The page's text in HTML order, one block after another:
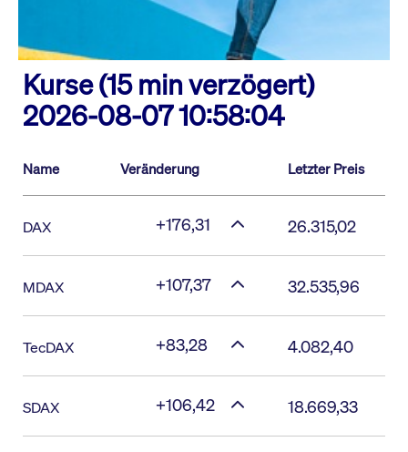
Kurse (15 min verzögert)
2026-08-07 10:58:04
Name Veränderung Letzter Preis
DAX +176,31 26.315,02
MDAX +107,37 32.535,96
TecDAX +83,28 4.082,40
SDAX +106,42 18.669,33